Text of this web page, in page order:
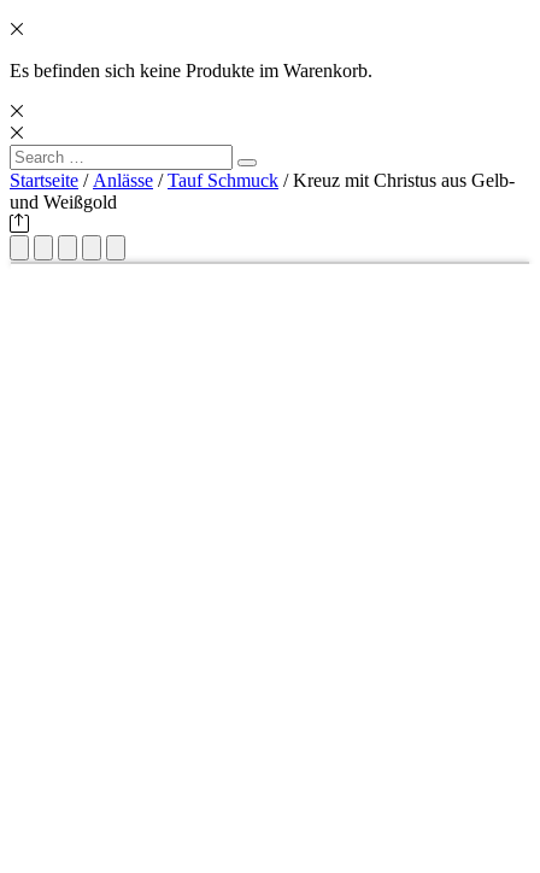
Es befinden sich keine Produkte im Warenkorb.
Search
for:
Search
Startseite / Anlässe /Tauf Schmuck / Kreuz mit Christus aus Gelb-
und Weißgold